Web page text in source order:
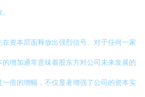
在资本层面释放出强烈信号。对于任何一家
增加通常意味着股东方对公司未来发展的
倍的增幅，不仅显著增强了公司的资本实